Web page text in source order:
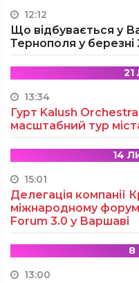
12:12
Що відбувається у
Тернополя у березні
13:34
Гурт Kalush
масштабний тур
14
15:01
Делегація компанії
міжнародному
Forum 3.0 у Варшаві
8
13:00